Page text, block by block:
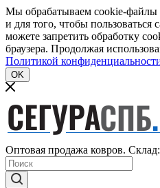
Мы обрабатываем cookie-файлы
и для того, чтобы
можете запретить обработку
браузера. Продолжая
Политикой
OK
Оптовая продажа ковров.